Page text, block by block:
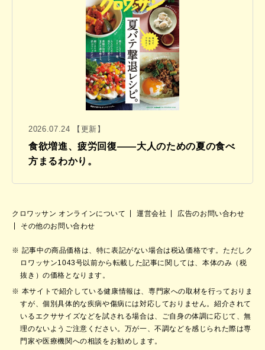
2026.07.24 【更新】
食欲増進、疲労回復——大人のための夏の食べ
方まるわかり。
クロワッサン オンラインについて 運営会社
広告のお問い合わせ
その他のお問い合わせ
記事中の商品価格は、特に表記がない場合は税込価格です。ただしク
ロワッサン1043号以前から転載した記事に関しては、本体のみ（税
抜き）の価格となります。
本サイトで紹介している健康情報は、専門家への取材を行っておりま
すが、個別具体的な疾病や傷病には対応しておりません。紹介されて
いるエクササイズなどを試される場合は、ご自身の体調に応じて、無
理のないようご注意ください。万が一、不調などを感じられた際は専
門家や医療機関への相談をお勧めします。